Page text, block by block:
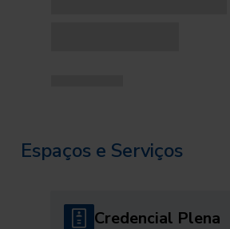
Espaços e Serviços
Credencial Plena